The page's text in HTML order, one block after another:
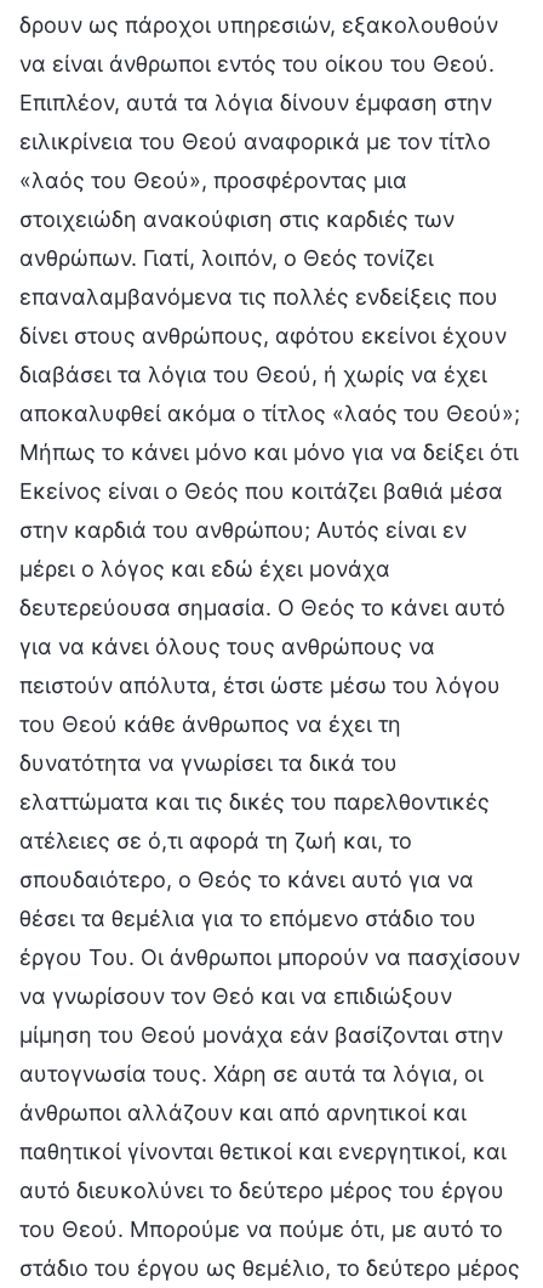
δρουν ως πάροχοι υπηρεσιών, εξακολουθούν
να είναι άνθρωποι εντός του οίκου του Θεού.
Επιπλέον, αυτά τα λόγια δίνουν έμφαση στην
ειλικρίνεια του Θεού αναφορικά με τον τίτλο
«λαός του Θεού», προσφέροντας μια
στοιχειώδη ανακούφιση στις καρδιές των
ανθρώπων. Γιατί, λοιπόν, ο Θεός τονίζει
επαναλαμβανόμενα τις πολλές ενδείξεις που
δίνει στους ανθρώπους, αφότου εκείνοι έχουν
διαβάσει τα λόγια του Θεού, ή χωρίς να έχει
αποκαλυφθεί ακόμα ο τίτλος «λαός του Θεού»;
Μήπως το κάνει μόνο και μόνο για να δείξει ότι
Εκείνος είναι ο Θεός που κοιτάζει βαθιά μέσα
στην καρδιά του ανθρώπου; Αυτός είναι εν
μέρει ο λόγος και εδώ έχει μονάχα
δευτερεύουσα σημασία. Ο Θεός το κάνει αυτό
για να κάνει όλους τους ανθρώπους να
πειστούν απόλυτα, έτσι ώστε μέσω του λόγου
του Θεού κάθε άνθρωπος να έχει τη
δυνατότητα να γνωρίσει τα δικά του
ελαττώματα και τις δικές του παρελθοντικές
ατέλειες σε ό,τι αφορά τη ζωή και, το
σπουδαιότερο, ο Θεός το κάνει αυτό για να
θέσει τα θεμέλια για το επόμενο στάδιο του
έργου Του. Οι άνθρωποι μπορούν να πασχίσουν
να γνωρίσουν τον Θεό και να επιδιώξουν
μίμηση του Θεού μονάχα εάν βασίζονται στην
αυτογνωσία τους. Χάρη σε αυτά τα λόγια, οι
άνθρωποι αλλάζουν και από αρνητικοί και
παθητικοί γίνονται θετικοί και ενεργητικοί, και
αυτό διευκολύνει το δεύτερο μέρος του έργου
του Θεού. Μπορούμε να πούμε ότι, με αυτό το
στάδιο του έργου ως θεμέλιο, το δεύτερο μέρος